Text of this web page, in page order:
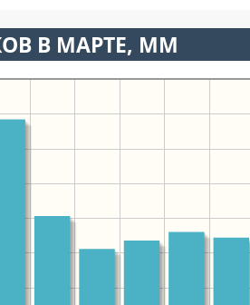
В МАРТЕ, ММ